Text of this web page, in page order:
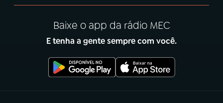
Baixe o app da rádio MEC
E tenha a gente sempre com você.